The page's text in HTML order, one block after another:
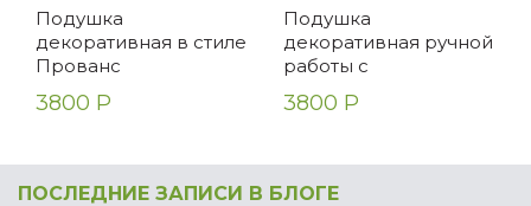
Подушка
декоративная в стиле
Прованс
3800 Р
Подушка
декоративная ручной
работы с
наполнителем
3800 Р
ПОСЛЕДНИЕ ЗАПИСИ В БЛОГЕ